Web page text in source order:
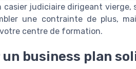
casier judiciaire dirigeant
une contrainte de plus,
centre de formation.
business plan